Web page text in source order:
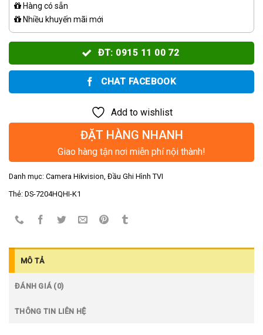
Hàng có sẵn
Nhiều khuyến mãi mới
ĐT: 0915 11 00 72
CHAT FACEBOOK
Add to wishlist
ĐẶT HÀNG NHANH
Giao hàng tận nơi miễn phí nội thành!
Danh mục: Camera Hikvision, Đầu Ghi Hình TVI
Thẻ: DS-7204HQHI-K1
MÔ TẢ
ĐÁNH GIÁ (0)
THÔNG TIN LIÊN HỆ